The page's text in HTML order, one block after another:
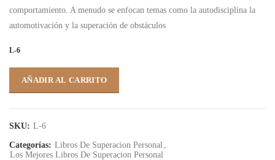
comportamiento. A menudo se enfocan temas como la autodisciplina la
automotivación y la superación de obstáculos
L-6
AÑADIR AL CARRITO
SKU: L-6
Categorías: Libros De Superacion Personal ,
Los Mejores Libros De Superacion Personal